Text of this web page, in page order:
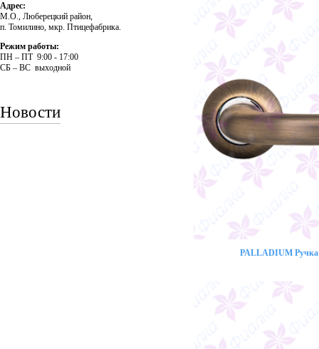
Адрес:
М.О., Люберецкий район,
п. Томилино, мкр. Птицефабрика.
Режим работы:
ПH – ПT 9:00 - 17:00
CБ – BC выходной
Новости
PALLADIUM Ручка